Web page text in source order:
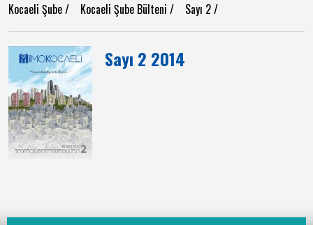
Kocaeli Şube/ Kocaeli Şube Bülteni / Sayı 2/
Sayı 2 2014